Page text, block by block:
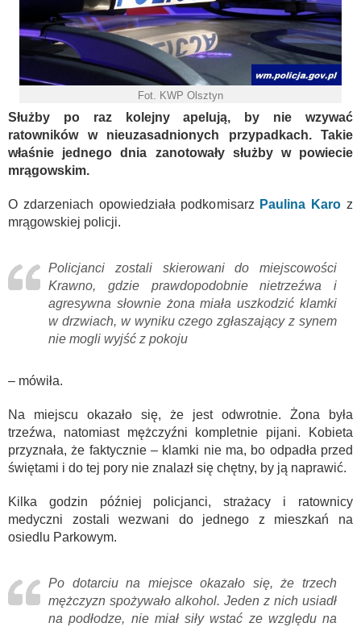
Fot. KWP Olsztyn
Służby po raz kolejny apelują, by nie wzywać
ratowników w nieuzasadnionych przypadkach. Takie
właśnie jednego dnia zanotowały służby w powiecie
mrągowskim.
O zdarzeniach opowiedziała podkomisarz Paulina Karo z
mrągowskiej policji.
Policjanci zostali skierowani do miejscowości
Krawno, gdzie prawdopodobnie nietrzeźwa i
agresywna słownie żona miała uszkodzić klamki
w drzwiach, w wyniku czego zgłaszający z synem
nie mogli wyjść z pokoju
– mówiła.
Na miejscu okazało się, że jest odwrotnie. Żona była
trzeźwa, natomiast mężczyźni kompletnie pijani. Kobieta
przyznała, że faktycznie – klamki nie ma, bo odpadła przed
świętami i do tej pory nie znalazł się chętny, by ją naprawić.
Kilka godzin później policjanci, strażacy i ratownicy
medyczni zostali wezwani do jednego z mieszkań na
osiedlu Parkowym.
Po dotarciu na miejsce okazało się, że trzech
mężczyzn spożywało alkohol. Jeden z nich usiadł
na podłodze, nie miał siły wstać ze względu na